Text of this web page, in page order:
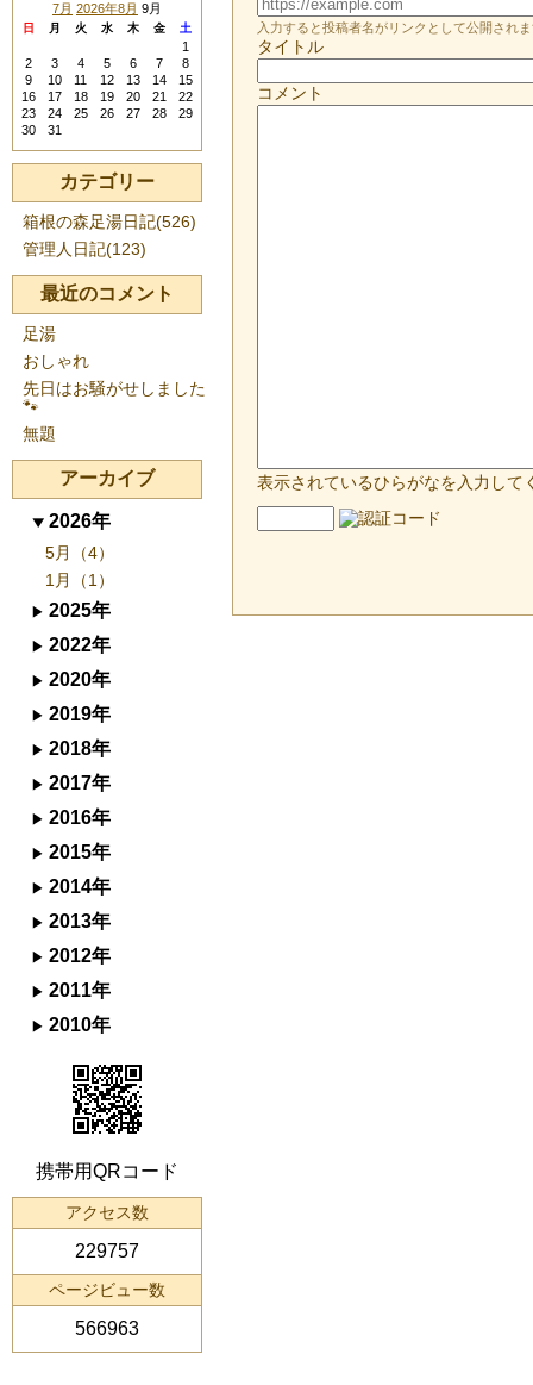
入力すると投稿者名がリンクとして公開され
タイトル
コメント
表示されているひらがなを入力して
7月 2026年8月 9月
日 月 火 水 木 金 土
1
2
3 4 5 6 7
8
9
10 11 12 13 14
15
16
17 18 19 20 21
22
23
24 25 26 27 28
29
30
31
カテゴリー
箱根の森足湯日記(526)
管理人日記(123)
最近のコメント
足湯
おしゃれ
先日はお騒がせしました
🐾
無題
アーカイブ
2026年
5月（4）
1月（1）
2025年
2022年
2020年
2019年
2018年
2017年
2016年
2015年
2014年
2013年
2012年
2011年
2010年
携帯用QRコード
アクセス数
229757
ページビュー数
566963